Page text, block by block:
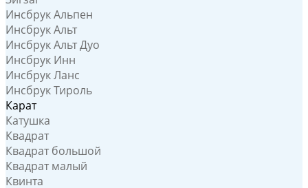
Инсбрук Альпен
Инсбрук Альт
Инсбрук Альт Дуо
Инсбрук Инн
Инсбрук Ланс
Инсбрук Тироль
Карат
Катушка
Квадрат
Квадрат большой
Квадрат малый
Квинта